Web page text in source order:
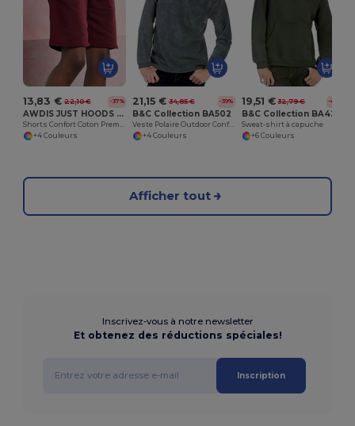
13,83 € 22,10 € -37%
AWDIS JUST HOODS JH080
+4 Couleurs
21,15 € 34,85 € -39%
B&C Collection BA502
Veste Polaire Outdoor Confortable
+4 Couleurs
19,51 € 32,79 € -40%
B&C Collection BA420
Sweat-shirt à capuche
+6 Couleurs
Afficher tout
Inscrivez-vous à notre newsletter
Et obtenez des réductions spéciales!
Inscription